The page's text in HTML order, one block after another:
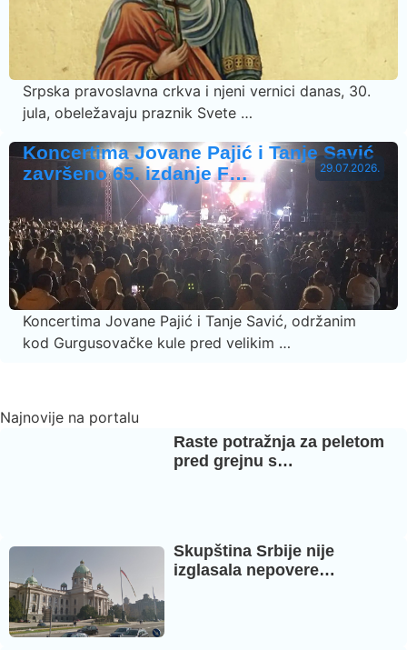
Srpska pravoslavna crkva i njeni vernici danas, 30.
jula, obeležavaju praznik Svete …
29.07.2026.
Koncertima Jovane Pajić i Tanje Savić
završeno 65. izdanje F…
Koncertima Jovane Pajić i Tanje Savić, održanim
kod Gurgusovačke kule pred velikim …
Najnovije na portalu
Raste potražnja za peletom
pred grejnu s…
Skupština Srbije nije
izglasala nepovere…